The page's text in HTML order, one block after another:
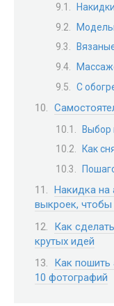
С
Выбор
Как
Накидка на
выкроек,
Как
крутых идей
Как
10 фотографий